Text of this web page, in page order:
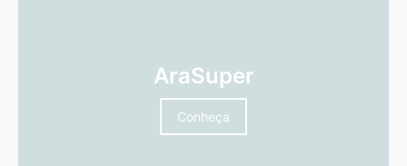
AraSuper
Conheça